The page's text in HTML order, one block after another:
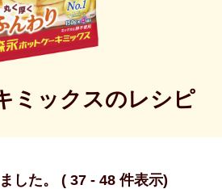
ミックスのレシピ
した。 ( 37 - 48 件表示)